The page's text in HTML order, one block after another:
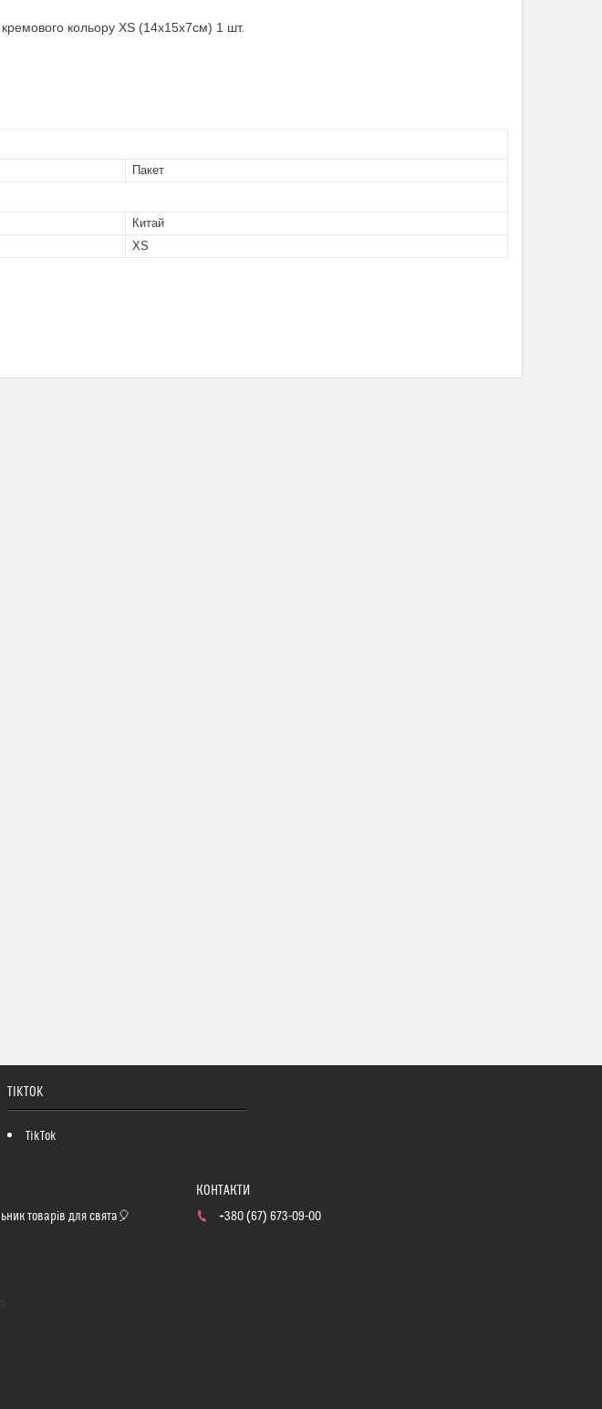
кольору XS (14х15х7см) 1 шт.
Пакет
Китай
XS
TIKTOK
TikTok
товарів для свята🎈
+380 (67) 673-09-00